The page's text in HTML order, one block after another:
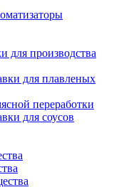
для производства
для плавленых
переработки
для соусов